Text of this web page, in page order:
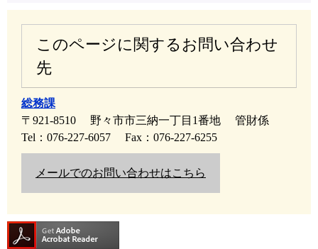
このページに関するお問い合わせ
先
総務課
〒921-8510
野々市市三納一丁目1番地
管財係
Tel：076-227-6057
Fax：076-227-6255
メールでのお問い合わせはこちら